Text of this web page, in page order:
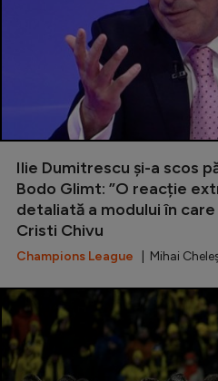
Ilie Dumitrescu și-a scos
Bodo Glimt: ”O reacție
detaliată a modului în
Cristi Chivu
Champions League | Mihai